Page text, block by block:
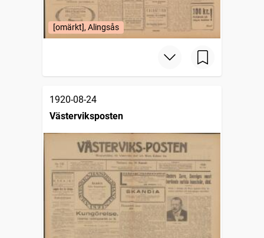
[omärkt], Alingsås
1920-08-24
Västerviksposten